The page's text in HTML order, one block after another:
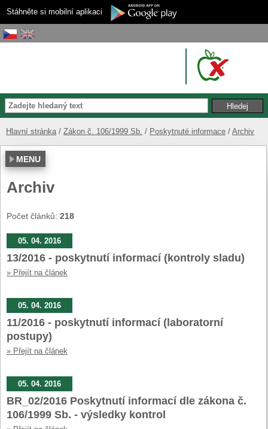
Stáhněte si mobilní aplikaci
Hlavní stránka Zákon č. 106/1999 Sb. Poskytnuté informace Archiv
MENU
Archiv
Počet článků: 218
05. 04. 2016
13/2016 - poskytnutí informací (kontroly sladu)
» Přejít na článek
05. 04. 2016
11/2016 - poskytnutí informací (laboratorní
postupy)
» Přejít na článek
05. 04. 2016
BR_02/2016 Poskytnutí informací dle zákona č.
106/1999 Sb. - výsledky kontrol